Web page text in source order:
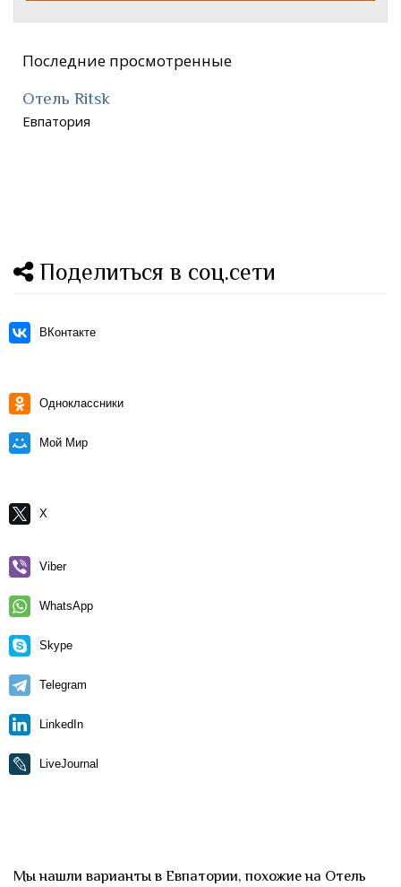
Последние просмотренные
Отель Ritsk
Евпатория
Поделиться в соц.сети
ВКонтакте
Одноклассники
Мой Мир
X
Viber
WhatsApp
Skype
Telegram
LinkedIn
LiveJournal
Мы нашли варианты в Евпатории, похожие на Отель